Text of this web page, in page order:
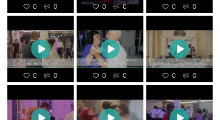
0 0 0 0 0 0
0 0 0 0 0 0